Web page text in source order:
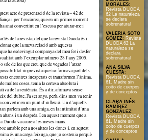
acte de presentació de la revista – 42 de
i per l’encàrrec, que en un primer moment
anat convertint en l’excusa per aturar-me i
de la revista, del que la revista Duoda és i
que la meva relació amb aquesta
ha esdevingut companya del meu fer i desfer
amb l’exemplar número 28 l’any 2005.
sóc de les que creu que de vegades l’atzar
imprevista que no formava part dels
encontres inesperats et transformen l’ànima.
moltes coses, tenia la certesa absoluta i
de la sentència. És a dir, afirmava sense
del dubte. Fa set anys, però, dins meu va tenir
convertir en un punt d’inflexió. Un d’aquells
parlem amb una amiga, en la intimitat d’una
abans i un després. I en aquest moment que a
va caure a les meves mans.
amable per a nosaltres les dones i, en aquest
és una carga feixuga, que jo sostenia perquè
MORALES:
Revista DUODA
62 La naturaleza
se declara
sobrenatural
VALERIA SOTO
GÓMEZ: Revista
DUODA 62 La
naturaleza se
declara
sobrenatural
ANA SILVA
CUESTA:
Revista DUODA
61. Madre sin
coito de cuerpos
y de conceptos
CLARA INÉS
RAMÍREZ
GONZÁLEZ:
Revista DUODA
61. Madre sin
coito de cuerpos
y de conceptos